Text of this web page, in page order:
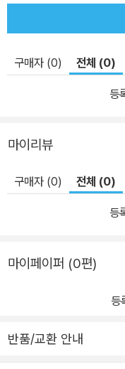
구매자 (0) 전체 (0)
등
마이리뷰
구매자 (0) 전체 (0)
등
마이페이퍼 (0편)
등
반품/교환 안내